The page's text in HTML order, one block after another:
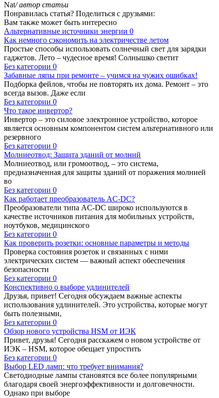
Nat/ автор статьи
Понравилась статья? Поделиться с друзьями:
Вам также может быть интересно
Альтернативные источники энергии 0
Как немного сэкономить на электричестве летом
Простые способы использовать солнечный свет для зарядки
гаджетов. Лето – чудесное время! Солнышко светит
Без категории 0
Забавные ляпы при ремонте – учимся на чужих ошибках!
Подборка фейлов, чтобы не повторять их дома. Ремонт – это
всегда вызов. Даже если
Без категории 0
Что такое инвертор?
Инвертор – это силовое электронное устройство, которое
является основным компонентом систем альтернативного или
резервного
Без категории 0
Молниеотвод: Защита зданий от молний
Молниеотвод, или громоотвод, – это система,
предназначенная для защиты зданий от поражения молнией
во
Без категории 0
Как работает преобразователь AC-DC?
Преобразователи типа AC-DC широко используются в
качестве источников питания для мобильных устройств,
ноутбуков, медицинского
Без категории 0
Как проверить розетки: основные параметры и методы
Проверка состояния розеток и связанных с ними
электрических систем — важный аспект обеспечения
безопасности
Без категории 0
Конспективно о выборе удлинителей
Друзья, привет! Сегодня обсуждаем важные аспекты
использования удлинителей. Это устройства, которые могут
быть полезными,
Без категории 0
Обзор нового устройства HSM от ИЭК
Привет, друзья! Сегодня расскажем о новом устройстве от
ИЭК – HSM, которое обещает упростить
Без категории 0
Выбор LED ламп: что требует внимания?
Светодиодные лампы становятся все более популярными
благодаря своей энергоэффективности и долговечности.
Однако при выборе